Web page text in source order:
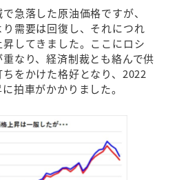
急落した原油価格ですが、
需要は回復し、それにつれ
してきました。ここにロシ
なり、経済制裁とも絡んで供
をかけた格好となり、2022
拍車がかかりました。